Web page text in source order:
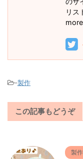
リス
-製作
この記事もどうぞ
製作